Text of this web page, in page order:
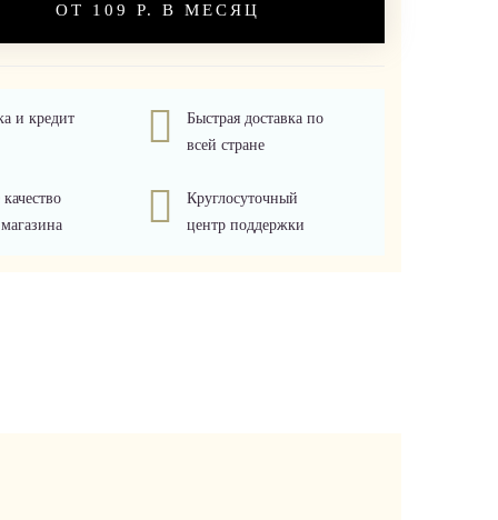
ОТ 109 Р. В МЕСЯЦ
и кредит
Быстрая доставка по
всей стране
Круглосуточный
центр поддержки